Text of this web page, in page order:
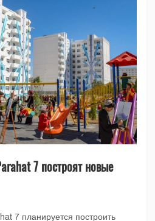
7 построят новые
7 планируется построить